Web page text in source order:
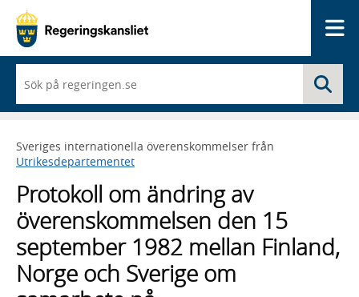
du
börjar
skriva
framträder
en
med
sökförslag
Sveriges internationella överenskommelser från
Utrikesdepartementet
Protokoll om ändring av
överenskommelsen den 15
september 1982 mellan Finland,
Norge och Sverige om